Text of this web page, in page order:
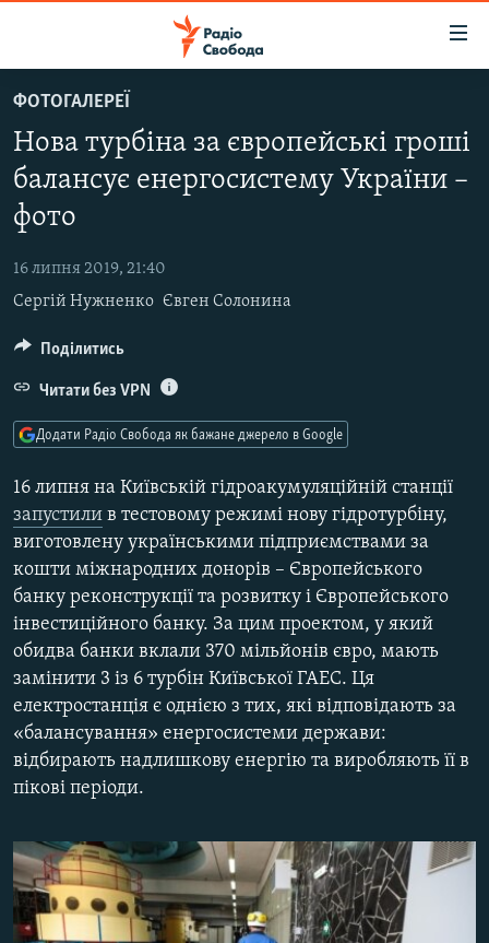
до
основного
матеріалу
до
навігації
Перейти
пошуку
ВСЕ ЗА ДОБУ
СТАТТІ
ЕКОНОМІКА
СУСПІЛЬСТВО
КУЛЬТУРА
СПОРТ
УКРАЇНА
ВІЙНА
РОСІЙСЬКА «ФІЛЬТРАЦІЯ»
ДОНБАС.РЕАЛІЇ
КРИМ.РЕАЛІЇ
ТИ ЯК?
СХЕМИ
МУЛЬТИМЕДІА
ФОТО
СПЕЦПРОЄКТИ
ПОДКАСТИ
КРИМ РЕАЛІЇ
РУС
УКР
КТАТ
ДОЛУЧАЙСЯ!
ФОТОГАЛЕРЕЇ
Нова турбіна за європейські гроші
балансує енергосистему України –
фото
16 липня 2019, 21:40
Сергій Нужненко Євген Солонина
16 липня на Київській гідроакумуляційній станції
запустили в тестовому режимі нову гідротурбіну,
виготовлену українськими підприємствами за
кошти міжнародних донорів – Європейського
банку реконструкції та розвитку і Європейського
інвестиційного банку. За цим проектом, у який
обидва банки вклали 370 мільйонів євро, мають
замінити 3 із 6 турбін Київської ГАЕС. Ця
електростанція є однією з тих, які відповідають за
«балансування» енергосистеми держави:
відбирають надлишкову енергію та виробляють її в
пікові періоди.
Поділитись
Читати без VPN
Додати Радіо Свобода як бажане джерело в Google